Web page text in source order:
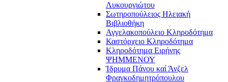
Λυκουργιώτου
Σωτηροπούλειος Ηλειακή
Βιβλιοθήκη
Αγγελακοπούλειο Κληροδότημα
Καστόρχειο Κληροδότημα
Κληροδότημα Ειρήνης
ΨΗΜΜΕΝΟΥ
Ίδρυμα Πάνου καί Άνζελ
Φραγκοδημητρόπουλου